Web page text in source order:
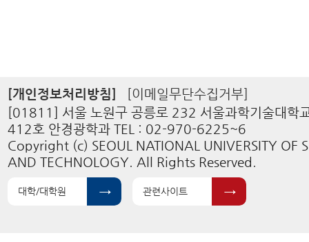
[개인정보처리방침]
[이메일무단수집거부]
[01811] 서울 노원구 공릉로 232 서울과학기술대학
412호 안경광학과 TEL : 02-970-6225~6
Copyright (c) SEOUL NATIONAL UNIVERSITY OF
AND TECHNOLOGY. All Rights Reserved.
대학/대학원 관련사이트